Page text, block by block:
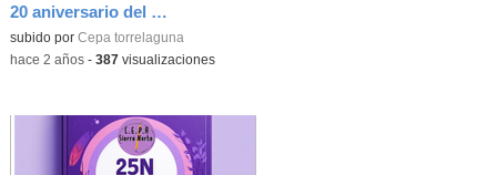
20 aniversario del CEPA Sierra Norte
subido por Cepa torrelaguna
-hace 2 años- 387 visualizaciones